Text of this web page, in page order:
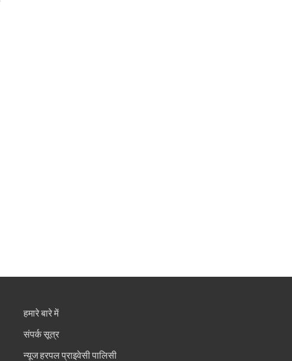
हमारे बारे में
संपर्क सूत्र
न्यूज हरपल प्राइवेसी पालिसी